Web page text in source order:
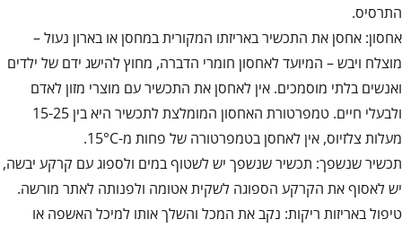
התרסיס.
אחסון: אחסן את התכשיר באריזתו המקורית במחסן או בארון נעול –
מוצלח ויבש – המיועד לאחסון חומרי הדברה, מחוץ להישג ידם של ילדים
ואנשים בלתי מוסמכים. אין לאחסן את התכשיר עם מוצרי מזון לאדם
ולבעלי חיים. טמפרטורת האחסון המומלצת לתכשיר היא בין 15-25
מעלות צלזיוס, אין לאחסן בטמפרטורה של פחות מ-15°C.
תכשיר שנשפך: תכשיר שנשפך יש לשטוף במים ולספוג עם קרקע יבשה,
יש לאסוף את הקרקע הספוגה לשקית אטומה ולפנותה לאתר מורשה.
טיפול באריזות ריקות: נקב את המכל והשלך אותו למיכל האשפה או